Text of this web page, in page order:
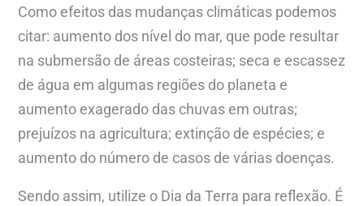
Como efeitos das mudanças climáticas podemos
citar: aumento dos nível do mar, que pode resultar
na submersão de áreas costeiras; seca e escassez
de água em algumas regiões do planeta e
aumento exagerado das chuvas em outras;
prejuízos na agricultura; extinção de espécies; e
aumento do número de casos de várias doenças.
Sendo assim, utilize o Dia da Terra para reflexão. É